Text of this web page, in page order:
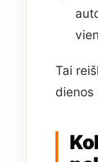
Tai